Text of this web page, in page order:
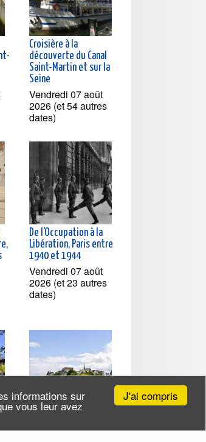
J'ai compris
informations sur
vous leur avez
Croisière à la
découverte du Canal
Saint-Martin et sur la
Seine
Vendredi 07 août
2026 (et 54 autres
dates)
De l'Occupation à la
Libération, Paris entre
1940 et 1944
Vendredi 07 août
2026 (et 23 autres
dates)
Saint-Martin à la Seine,